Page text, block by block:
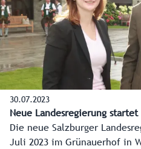
30.07.2023
Neue Landesregierung
Die neue Salzburger
Juli 2023 im Grünauerhof in